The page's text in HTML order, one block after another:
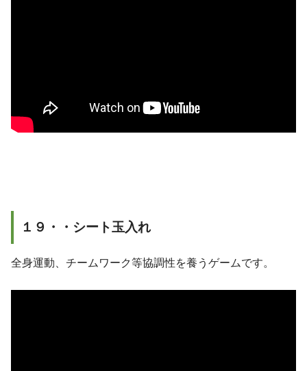
１９・・シート玉入れ
全身運動、チームワーク等協調性を養うゲームです。